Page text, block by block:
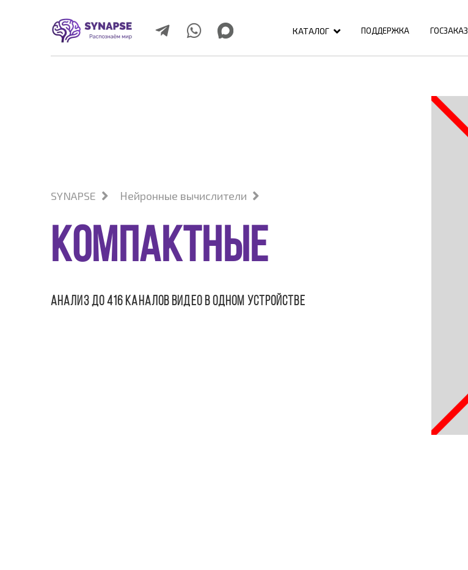
КАТАЛОГ ПОДДЕРЖКА ГОСЗАКАЗ
SYNAPSE Нейронные вычислители
Компактные
Анализ до 416 каналов видео в одном устройстве